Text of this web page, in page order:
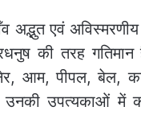
अद्भुत एवं
की तरह
आम, पीपल, बेल,
उपत्यकाओं में